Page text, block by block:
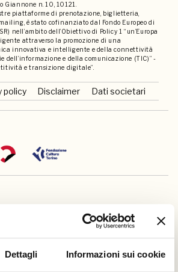
Dettagli Informazioni sui cookie
Giannone n. 10, 10121.
piattaforme di prenotazione, biglietteria,
è stato cofinanziato dal Fondo Europeo di
nell’ambito dell’Obiettivo di Policy 1 “un’Europa
attraverso la promozione di una
innovativa e intelligente e della connettività
dell’informazione e della comunicazione (TIC)” -
e transizione digitale”.
policy Disclaimer Dati societari